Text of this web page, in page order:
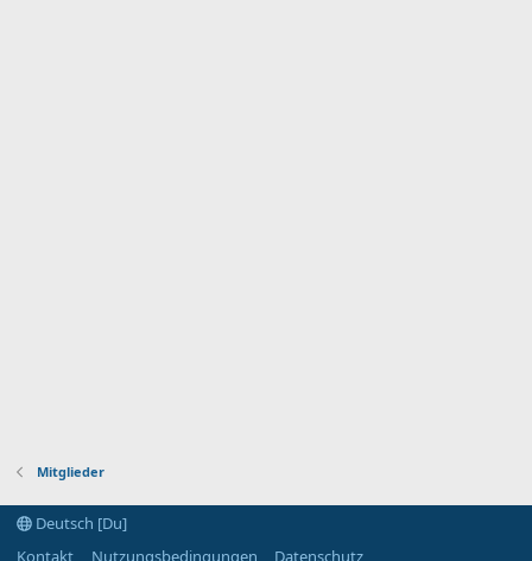
Mitglieder
Deutsch [Du]
Kontakt
Nutzungsbedingungen Datenschutz